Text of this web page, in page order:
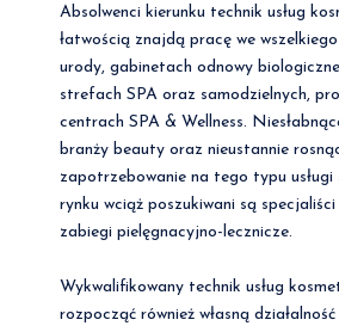
Absolwenci kierunku technik usług
łatwością znajdą pracę we
urody, gabinetach odnowy
strefach SPA oraz samodzielnych,
centrach SPA & Wellness.
branży beauty oraz nieustannie
zapotrzebowanie na tego typu usługi
rynku wciąż poszukiwani są
zabiegi pielęgnacyjno-lecznicze.
Wykwalifikowany technik usług
rozpocząć również własną